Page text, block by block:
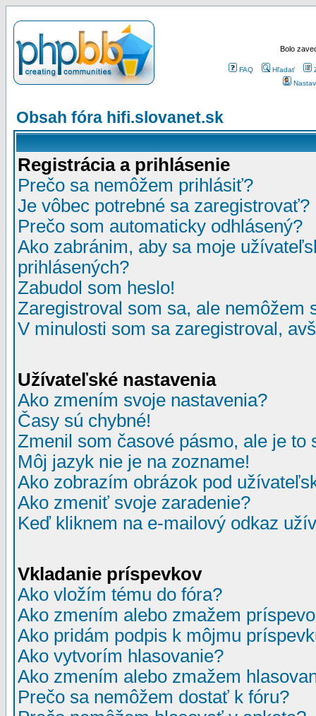
Bolo
FAQ Hľadať
Obsah fóra hifi.slovanet.sk
Registrácia a prihlásenie
Prečo sa nemôžem prihlásiť?
Je vôbec potrebné sa zaregistrovať?
Prečo som automaticky odhlásený?
Ako zabránim, aby sa moje
prihlásených?
Zabudol som heslo!
Zaregistroval som sa, ale nemôžem
V minulosti som sa zaregistroval,
Užívateľské nastavenia
Ako zmením svoje nastavenia?
Časy sú chybné!
Zmenil som časové pásmo, ale je to
Môj jazyk nie je na zozname!
Ako zobrazím obrázok pod
Ako zmeniť svoje zaradenie?
Keď kliknem na e-mailový odkaz
Vkladanie príspevkov
Ako vložím tému do fóra?
Ako zmením alebo zmažem
Ako pridám podpis k môjmu
Ako vytvorím hlasovanie?
Ako zmením alebo zmažem
Prečo sa nemôžem dostať k fóru?